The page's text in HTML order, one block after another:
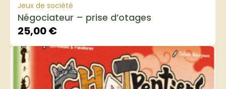
Jeux de société
Négociateur – prise d’otages
25,00€